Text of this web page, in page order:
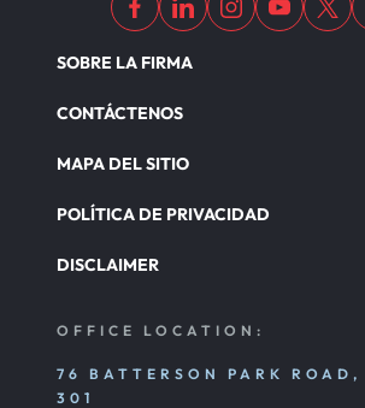
SOBRE LA FIRMA
CONTÁCTENOS
MAPA DEL SITIO
POLÍTICA DE PRIVACIDAD
DISCLAIMER
OFFICE LOCATION:
76 BATTERSON PARK ROAD,
301